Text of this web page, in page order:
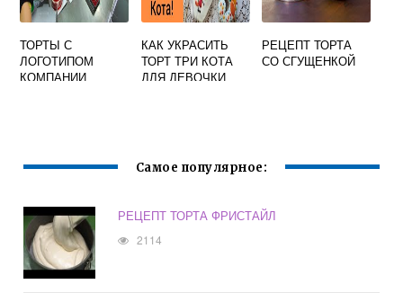
ТОРТЫ С
ЛОГОТИПОМ
КОМПАНИИ
КАК УКРАСИТЬ
ТОРТ ТРИ КОТА
ДЛЯ ДЕВОЧКИ
РЕЦЕПТ ТОРТА
СО СГУЩЕНКОЙ
Самое популярное:
РЕЦЕПТ ТОРТА ФРИСТАЙЛ
2114